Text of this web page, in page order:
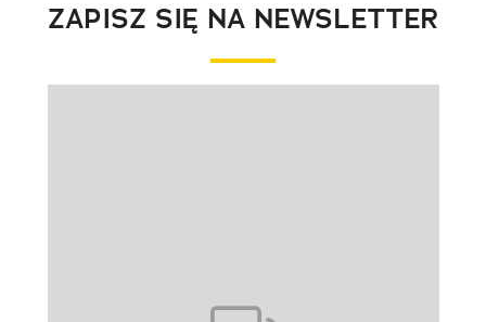
ZAPISZ SIĘ NA NEWSLETTER